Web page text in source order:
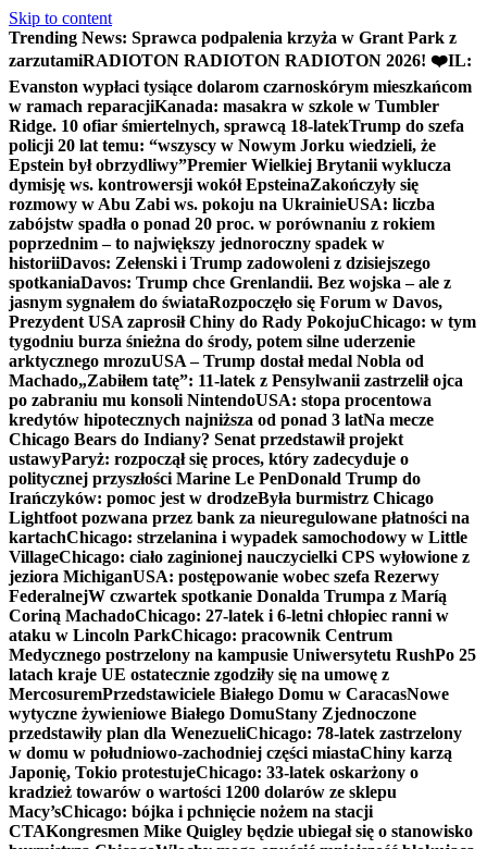
Skip to content
Trending News: Sprawca podpalenia krzyża w Grant Park z
zarzutamiRADIOTON RADIOTON RADIOTON 2026! ❤️IL:
Evanston wypłaci tysiące dolarom czarnoskórym mieszkańcom
w ramach reparacjiKanada: masakra w szkole w Tumbler
Ridge. 10 ofiar śmiertelnych, sprawcą 18-latekTrump do szefa
policji 20 lat temu: “wszyscy w Nowym Jorku wiedzieli, że
Epstein był obrzydliwy”Premier Wielkiej Brytanii wyklucza
dymisję ws. kontrowersji wokół EpsteinaZakończyły się
rozmowy w Abu Zabi ws. pokoju na UkrainieUSA: liczba
zabójstw spadła o ponad 20 proc. w porównaniu z rokiem
poprzednim – to największy jednoroczny spadek w
historiiDavos: Zełenski i Trump zadowoleni z dzisiejszego
spotkaniaDavos: Trump chce Grenlandii. Bez wojska – ale z
jasnym sygnałem do świataRozpoczęło się Forum w Davos,
Prezydent USA zaprosił Chiny do Rady PokojuChicago: w tym
tygodniu burza śnieżna do środy, potem silne uderzenie
arktycznego mrozuUSA – Trump dostał medal Nobla od
Machado„Zabiłem tatę”: 11-latek z Pensylwanii zastrzelił ojca
po zabraniu mu konsoli NintendoUSA: stopa procentowa
kredytów hipotecznych najniższa od ponad 3 latNa mecze
Chicago Bears do Indiany? Senat przedstawił projekt
ustawyParyż: rozpoczął się proces, który zadecyduje o
politycznej przyszłości Marine Le PenDonald Trump do
Irańczyków: pomoc jest w drodzeByła burmistrz Chicago
Lightfoot pozwana przez bank za nieuregulowane płatności na
kartachChicago: strzelanina i wypadek samochodowy w Little
VillageChicago: ciało zaginionej nauczycielki CPS wyłowione z
jeziora MichiganUSA: postępowanie wobec szefa Rezerwy
FederalnejW czwartek spotkanie Donalda Trumpa z Maríą
Coriną MachadoChicago: 27-latek i 6-letni chłopiec ranni w
ataku w Lincoln ParkChicago: pracownik Centrum
Medycznego postrzelony na kampusie Uniwersytetu RushPo 25
latach kraje UE ostatecznie zgodziły się na umowę z
MercosuremPrzedstawiciele Białego Domu w CaracasNowe
wytyczne żywieniowe Białego DomuStany Zjednoczone
przedstawiły plan dla WenezueliChicago: 78-latek zastrzelony
w domu w południowo-zachodniej części miastaChiny karzą
Japonię, Tokio protestujeChicago: 33-latek oskarżony o
kradzież towarów o wartości 1200 dolarów ze sklepu
Macy’sChicago: bójka i pchnięcie nożem na stacji
CTAKongresmen Mike Quigley będzie ubiegał się o stanowisko